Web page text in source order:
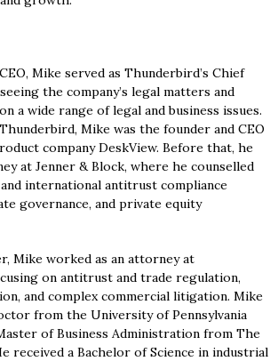
Mike served as Thunderbird’s Chief
the company’s legal matters and
a wide range of legal and business issues.
Mike was the founder and CEO
company DeskView. Before that, he
at Jenner & Block, where he counselled
international antitrust compliance
governance, and private equity
Mike worked as an attorney at
on antitrust and trade regulation,
and complex commercial litigation. Mike
from the University of Pennsylvania
of Business Administration from The
received a Bachelor of Science in industrial